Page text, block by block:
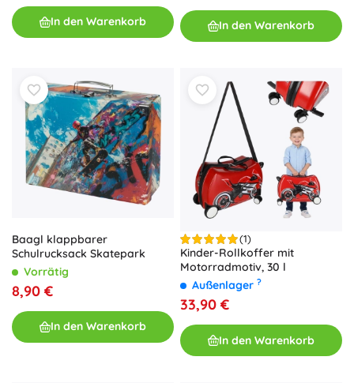
In den Warenkorb In den Warenkorb
Baagl klappbarer
Schulrucksack Skatepark
Vorrätig
8,90 €
In den Warenkorb
(1)
Kinder-Rollkoffer mit
Motorradmotiv, 30 l
Außenlager ?
33,90 €
In den Warenkorb